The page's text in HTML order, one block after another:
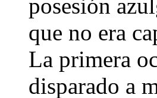
posesión
que no era
La primera
disparado a